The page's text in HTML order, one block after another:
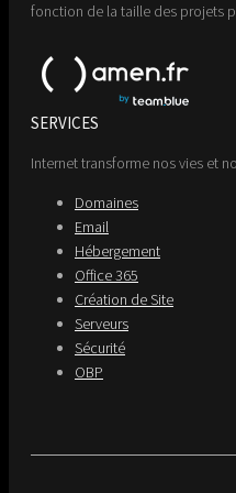
fonction de la taille des projets
SERVICES
Internet transforme nos vies et
Domaines
Email
Hébergement
Office 365
Création de Site
Serveurs
Sécurité
OBP